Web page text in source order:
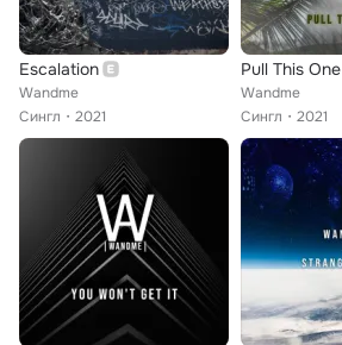
Escalation
Wandme
Сингл
2021
Pull This One
Wandme
Сингл
2021